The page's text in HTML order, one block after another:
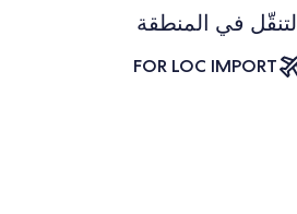
في المنطقة
FOR LOC IMPORT